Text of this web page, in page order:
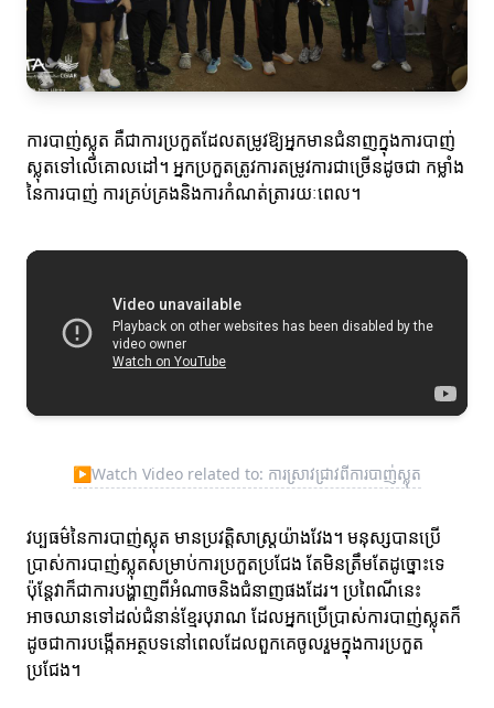
ការបាញ់ស្លុត គឺជាការប្រកួតដែលតម្រូវឱ្យអ្នកមានជំនាញក្នុងការបាញ់
ស្លុតទៅលើគោលដៅ។ អ្នកប្រកួតត្រូវការតម្រូវការជាច្រើនដូចជា កម្លាំង
នៃការបាញ់ ការគ្រប់គ្រងនិងការកំណត់ត្រារយៈពេល។
▶Watch Video related to: ការស្រាវជ្រាវពីការបាញ់ស្លុត
វប្បធម៌នៃការបាញ់ស្លុត មានប្រវត្តិសាស្ត្រយ៉ាងវែង។ មនុស្សបានប្រើ
ប្រាស់ការបាញ់ស្លុតសម្រាប់ការប្រកួតប្រជែង តែមិនត្រឹមតែដូច្នោះទេ
ប៉ុន្តែវាក៏ជាការបង្ហាញពីអំណាចនិងជំនាញផងដែរ។ ប្រពៃណីនេះ
អាចឈានទៅដល់ជំនាន់ខ្មែរបុរាណ ដែលអ្នកប្រើប្រាស់ការបាញ់ស្លុតក៏
ដូចជាការបង្កើតអត្ថបទនៅពេលដែលពួកគេចូលរួមក្នុងការប្រកួត
ប្រជែង។